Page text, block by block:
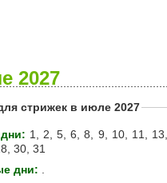
2027
стрижек в июле 2027
1, 2, 5, 6, 8, 9, 10, 11,
30, 31
дни: